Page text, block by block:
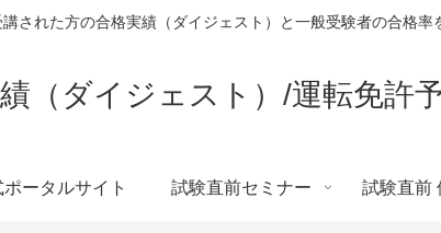
された方の合格実績（ダイジェスト）と一般受験者の合格率
（ダイジェスト）/運転免許
ータルサイト 試験直前セミナー 試験直前